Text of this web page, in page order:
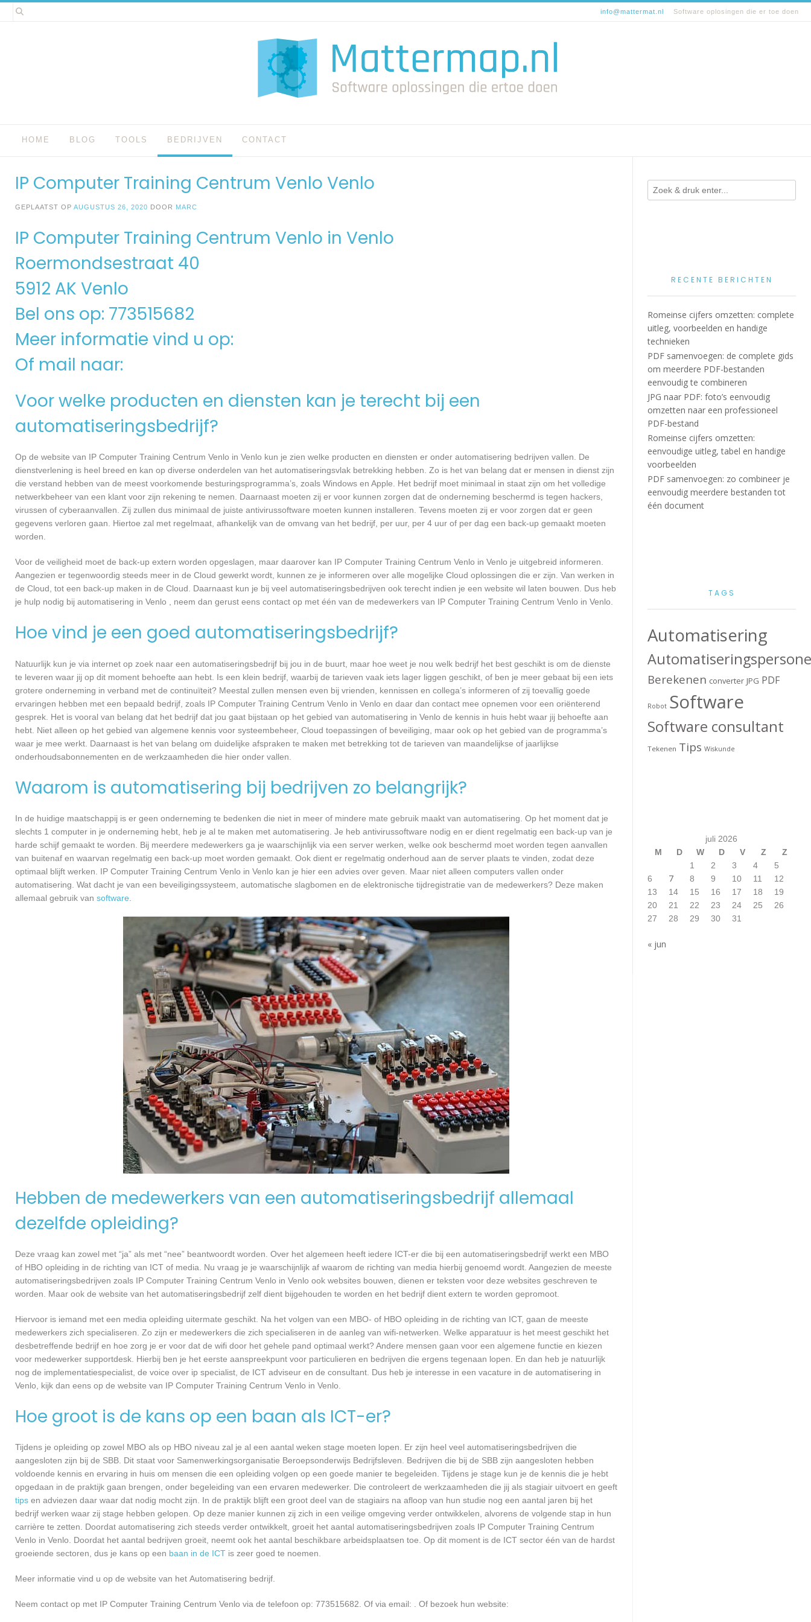
Spring
naar
info@mattermat.nl Software oplosingen die er toe doen
HOME BLOG TOOLS BEDRIJVEN CONTACT
IP Computer Training Centrum Venlo Venlo
GEPLAATST OP AUGUSTUS 26, 2020 DOOR MARC
IP Computer Training Centrum Venlo in Venlo
Roermondsestraat 40
5912 AK Venlo
Bel ons op: 773515682
Meer informatie vind u op:
Of mail naar:
Voor welke producten en diensten kan je terecht bij een
automatiseringsbedrijf?
Op de website van IP Computer Training Centrum Venlo in Venlo kun je zien welke producten en diensten er onder automatisering bedrijven vallen. De
dienstverlening is heel breed en kan op diverse onderdelen van het automatiseringsvlak betrekking hebben. Zo is het van belang dat er mensen in dienst zijn
die verstand hebben van de meest voorkomende besturingsprogramma’s, zoals Windows en Apple. Het bedrijf moet minimaal in staat zijn om het volledige
netwerkbeheer van een klant voor zijn rekening te nemen. Daarnaast moeten zij er voor kunnen zorgen dat de onderneming beschermd is tegen hackers,
virussen of cyberaanvallen. Zij zullen dus minimaal de juiste antivirussoftware moeten kunnen installeren. Tevens moeten zij er voor zorgen dat er geen
gegevens verloren gaan. Hiertoe zal met regelmaat, afhankelijk van de omvang van het bedrijf, per uur, per 4 uur of per dag een back-up gemaakt moeten
worden.
Voor de veiligheid moet de back-up extern worden opgeslagen, maar daarover kan IP Computer Training Centrum Venlo in Venlo je uitgebreid informeren.
Aangezien er tegenwoordig steeds meer in de Cloud gewerkt wordt, kunnen ze je informeren over alle mogelijke Cloud oplossingen die er zijn. Van werken in
de Cloud, tot een back-up maken in de Cloud. Daarnaast kun je bij veel automatiseringsbedrijven ook terecht indien je een website wil laten bouwen. Dus heb
je hulp nodig bij automatisering in Venlo , neem dan gerust eens contact op met één van de medewerkers van IP Computer Training Centrum Venlo in Venlo.
Hoe vind je een goed automatiseringsbedrijf?
Natuurlijk kun je via internet op zoek naar een automatiseringsbedrijf bij jou in de buurt, maar hoe weet je nou welk bedrijf het best geschikt is om de dienste
te leveren waar jij op dit moment behoefte aan hebt. Is een klein bedrijf, waarbij de tarieven vaak iets lager liggen geschikt, of ben je meer gebaat bij een iets
grotere onderneming in verband met de continuïteit? Meestal zullen mensen even bij vrienden, kennissen en collega’s informeren of zij toevallig goede
ervaringen hebben met een bepaald bedrijf, zoals IP Computer Training Centrum Venlo in Venlo en daar dan contact mee opnemen voor een oriënterend
gesprek. Het is vooral van belang dat het bedrijf dat jou gaat bijstaan op het gebied van automatisering in Venlo de kennis in huis hebt waar jij behoefte aan
hebt. Niet alleen op het gebied van algemene kennis voor systeembeheer, Cloud toepassingen of beveiliging, maar ook op het gebied van de programma’s
waar je mee werkt. Daarnaast is het van belang om duidelijke afspraken te maken met betrekking tot de tarieven van maandelijkse of jaarlijkse
onderhoudsabonnementen en de werkzaamheden die hier onder vallen.
Waarom is automatisering bij bedrijven zo belangrijk?
In de huidige maatschappij is er geen onderneming te bedenken die niet in meer of mindere mate gebruik maakt van automatisering. Op het moment dat je
slechts 1 computer in je onderneming hebt, heb je al te maken met automatisering. Je heb antivirussoftware nodig en er dient regelmatig een back-up van je
harde schijf gemaakt te worden. Bij meerdere medewerkers ga je waarschijnlijk via een server werken, welke ook beschermd moet worden tegen aanvallen
van buitenaf en waarvan regelmatig een back-up moet worden gemaakt. Ook dient er regelmatig onderhoud aan de server plaats te vinden, zodat deze
optimaal blijft werken. IP Computer Training Centrum Venlo in Venlo kan je hier een advies over geven. Maar niet alleen computers vallen onder
automatisering. Wat dacht je van een beveiligingssysteem, automatische slagbomen en de elektronische tijdregistratie van de medewerkers? Deze maken
allemaal gebruik van software
Hebben de medewerkers van een automatiseringsbedrijf allemaal
dezelfde opleiding?
Deze vraag kan zowel met “ja” als met “nee” beantwoordt worden. Over het algemeen heeft iedere ICT-er die bij een automatiseringsbedrijf werkt een MBO
of HBO opleiding in de richting van ICT of media. Nu vraag je je waarschijnlijk af waarom de richting van media hierbij genoemd wordt. Aangezien de meeste
automatiseringsbedrijven zoals IP Computer Training Centrum Venlo in Venlo ook websites bouwen, dienen er teksten voor deze websites geschreven te
worden. Maar ook de website van het automatiseringsbedrijf zelf dient bijgehouden te worden en het bedrijf dient extern te worden gepromoot.
Hiervoor is iemand met een media opleiding uitermate geschikt. Na het volgen van een MBO- of HBO opleiding in de richting van ICT, gaan de meeste
medewerkers zich specialiseren. Zo zijn er medewerkers die zich specialiseren in de aanleg van wifi-netwerken. Welke apparatuur is het meest geschikt het
desbetreffende bedrijf en hoe zorg je er voor dat de wifi door het gehele pand optimaal werkt? Andere mensen gaan voor een algemene functie en kiezen
voor medewerker supportdesk. Hierbij ben je het eerste aanspreekpunt voor particulieren en bedrijven die ergens tegenaan lopen. En dan heb je natuurlijk
nog de implementatiespecialist, de voice over ip specialist, de ICT adviseur en de consultant. Dus heb je interesse in een vacature in de automatisering in
Venlo, kijk dan eens op de website van IP Computer Training Centrum Venlo in Venlo.
Hoe groot is de kans op een baan als ICT-er?
Tijdens je opleiding op zowel MBO als op HBO niveau zal je al een aantal weken stage moeten lopen. Er zijn heel veel automatiseringsbedrijven die
aangesloten zijn bij de SBB. Dit staat voor Samenwerkingsorganisatie Beroepsonderwijs Bedrijfsleven. Bedrijven die bij de SBB zijn aangesloten hebben
voldoende kennis en ervaring in huis om mensen die een opleiding volgen op een goede manier te begeleiden. Tijdens je stage kun je de kennis die je hebt
opgedaan in de praktijk gaan brengen, onder begeleiding van een ervaren medewerker. Die controleert de werkzaamheden die jij als stagiair uitvoert en geeft
tips en adviezen daar waar dat nodig mocht zijn. In de praktijk blijft een groot deel van de stagiairs na afloop van hun studie nog een aantal jaren bij het
bedrijf werken waar zij stage hebben gelopen. Op deze manier kunnen zij zich in een veilige omgeving verder ontwikkelen, alvorens de volgende stap in hun
carrière te zetten. Doordat automatisering zich steeds verder ontwikkelt, groeit het aantal automatiseringsbedrijven zoals IP Computer Training Centrum
Venlo in Venlo. Doordat het aantal bedrijven groeit, neemt ook het aantal beschikbare arbeidsplaatsen toe. Op dit moment is de ICT sector één van de hardst
groeiende sectoren, dus je kans op een baan in de ICT is zeer goed te noemen.
Meer informatie vind u op de website van het Automatisering bedrijf.
Neem contact op met IP Computer Training Centrum Venlo via de telefoon op: 773515682. Of via email: . Of bezoek hun website:
RECENTE BERICHTEN
Romeinse cijfers omzetten: complete
uitleg, voorbeelden en handige
technieken
PDF samenvoegen: de complete gids
om meerdere PDF-bestanden
eenvoudig te combineren
JPG naar PDF: foto’s eenvoudig
omzetten naar een professioneel
PDF-bestand
Romeinse cijfers omzetten:
eenvoudige uitleg, tabel en handige
voorbeelden
PDF samenvoegen: zo combineer je
eenvoudig meerdere bestanden tot
één document
TAGS
Automatisering
Berekenen converter JPG PDF
Robot Software
Software consultant
Tekenen Tips Wiskunde
juli 2026
M
D W D V Z
Z
1
2 3 4
5
6
7 8 9 10 11
12
13
14 15 16 17 18
19
20
21 22 23 24 25
26
27
28 29 30 31
« jun